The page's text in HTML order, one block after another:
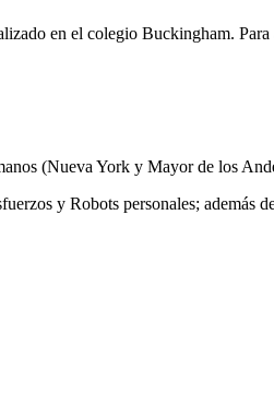
en el colegio Buckingham.
(Nueva York y Mayor de los
y Robots personales; además